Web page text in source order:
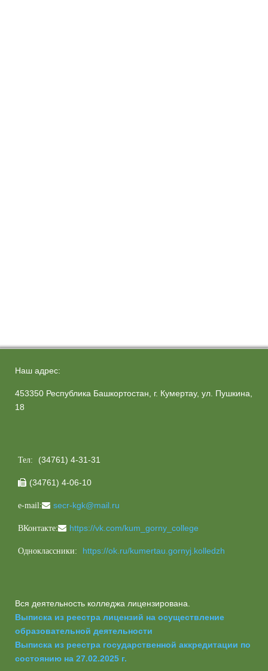
Наш адрес:
453350 Республика Башкортостан, г. Кумертау, ул. Пушкина,
18
Тел: (34761) 4-31-31
 (34761) 4-06-10
e-mail: secr-kgk@mail.ru
ВКонтакте: https://vk.com/kum_gorny_college
Одноклассники: https://ok.ru/kumertau.gornyj.kolledzh
Вся деятельность колледжа лицензирована.
Выписка из реестра лицензий на осуществление
образовательной деятельности
Выписка из реестра государственной аккредитации по
состоянию на 27.02.2025 г.